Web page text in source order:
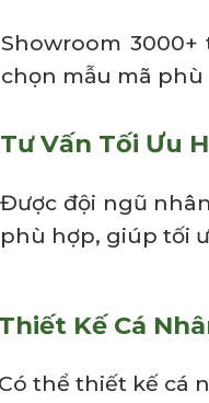
Showroom
chọn mẫu mã
Tư Vấn Tối Ưu
Được đội ngũ
phù hợp, giúp tối
Thiết Kế Cá
Có thể thiết kế cá